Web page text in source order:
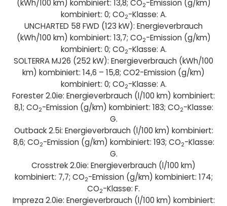
(kWh/100 km) kombiniert: 13,8; CO2-Emission (g/km)
kombiniert: 0; CO2-Klasse: A.
UNCHARTED 58 FWD (123 kW): Energieverbrauch
(kWh/100 km) kombiniert: 13,7; CO2-Emission (g/km)
kombiniert: 0; CO2-Klasse: A.
SOLTERRA MJ26 (252 kW): Energieverbrauch (kWh/100
km) kombiniert: 14,6 – 15,8; CO2-Emission (g/km)
kombiniert: 0; CO2-Klasse: A.
Forester 2.0ie: Energieverbrauch (l/100 km) kombiniert:
8,1; CO2-Emission (g/km) kombiniert: 183; CO2-Klasse:
G.
Outback 2.5i: Energieverbrauch (l/100 km) kombiniert:
8,6; CO2-Emission (g/km) kombiniert: 193; CO2-Klasse:
G.
Crosstrek 2.0ie: Energieverbrauch (l/100 km)
kombiniert: 7,7; CO2-Emission (g/km) kombiniert: 174;
CO2-Klasse: F.
Impreza 2.0ie: Energieverbrauch (l/100 km) kombiniert: